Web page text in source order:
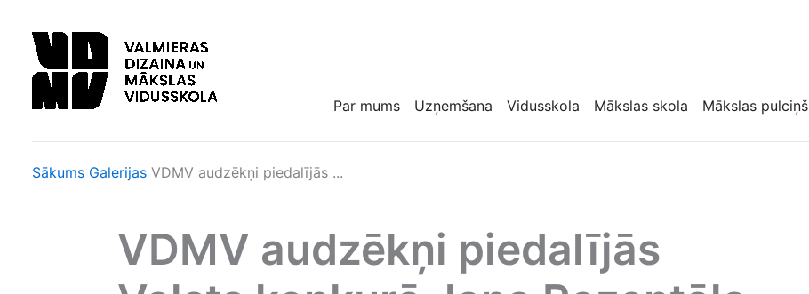
content
Par mums Uzņemšana Vidusskola Mākslas skola Mākslas pulciņš
Sākums Galerijas VDMV audzēkņi piedalījās ...
VDMV audzēkņi piedalījās